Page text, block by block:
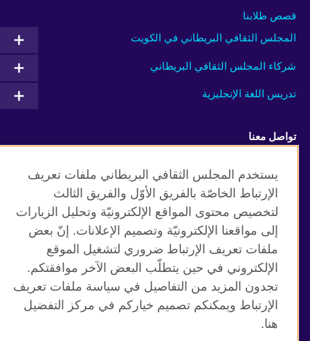
قصص طلابنا
المجلس الثقافي البريطاني في الكويت
شركاء المجلس الثقافي البريطاني
تدريس اللغة الإنجليزية
تواصل معنا
Facebook Instagram
Twitter TikTok
موقع المجلس الثقافي البريطاني العالمي
الخصوصية وشروط الاستخدام
ملفات تعريف الإرتباط
خريطة الموقع
يستخدم المجلس الثقافي البريطاني ملفات تعريف
الإرتباط الخاصّة بالفريق الأوّل والفريق الثالث
لتخصيص محتوى المواقع الإلكترونيّة وتحليل الزيارات
إلى مواقعنا الإلكترونيّة وتصميم الإعلانات. إنّ بعض
ملفات تعريف الإرتباط ضروري لتشغيل الموقع
الإلكتروني في حين يتطلّب البعض الآخر موافقتكم.
تجدون المزيد من التفاصيل في سياسة ملفات تعريف
الإرتباط ويمكنكم تصميم خياركم في مركز التفضيل
هنا.